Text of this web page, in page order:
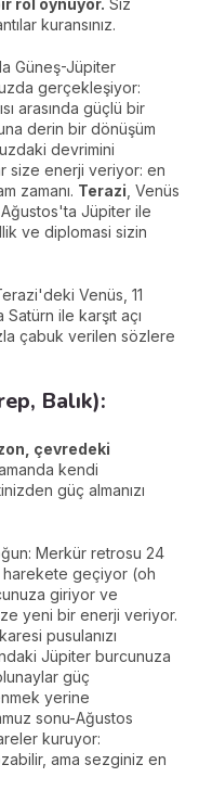
kuransınız.
Güneş-Jüpiter
gerçekleşiyor:
arasında güçlü bir
derin bir dönüşüm
devrimini
size enerji veriyor: en
zamanı. Terazi , Venüs
Jüpiter ile
ve diplomasi sizin
Venüs, 11
ile karşıt açı
çabuk verilen sözlere
Balık):
çevredeki
kendi
güç almanızı
Merkür retrosu 24
geçiyor (oh
giriyor ve
yeni bir enerji veriyor.
pusulanızı
Jüpiter burcunuza
güç
yerine
sonu-Ağustos
kuruyor:
ama sezginiz en